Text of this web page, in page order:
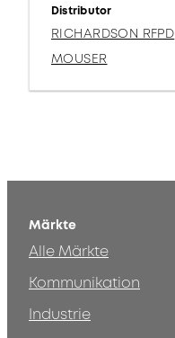
Distributor
RICHARDSON RFPD
MOUSER
Märkte
Alle Märkte
Kommunikation
Industrie